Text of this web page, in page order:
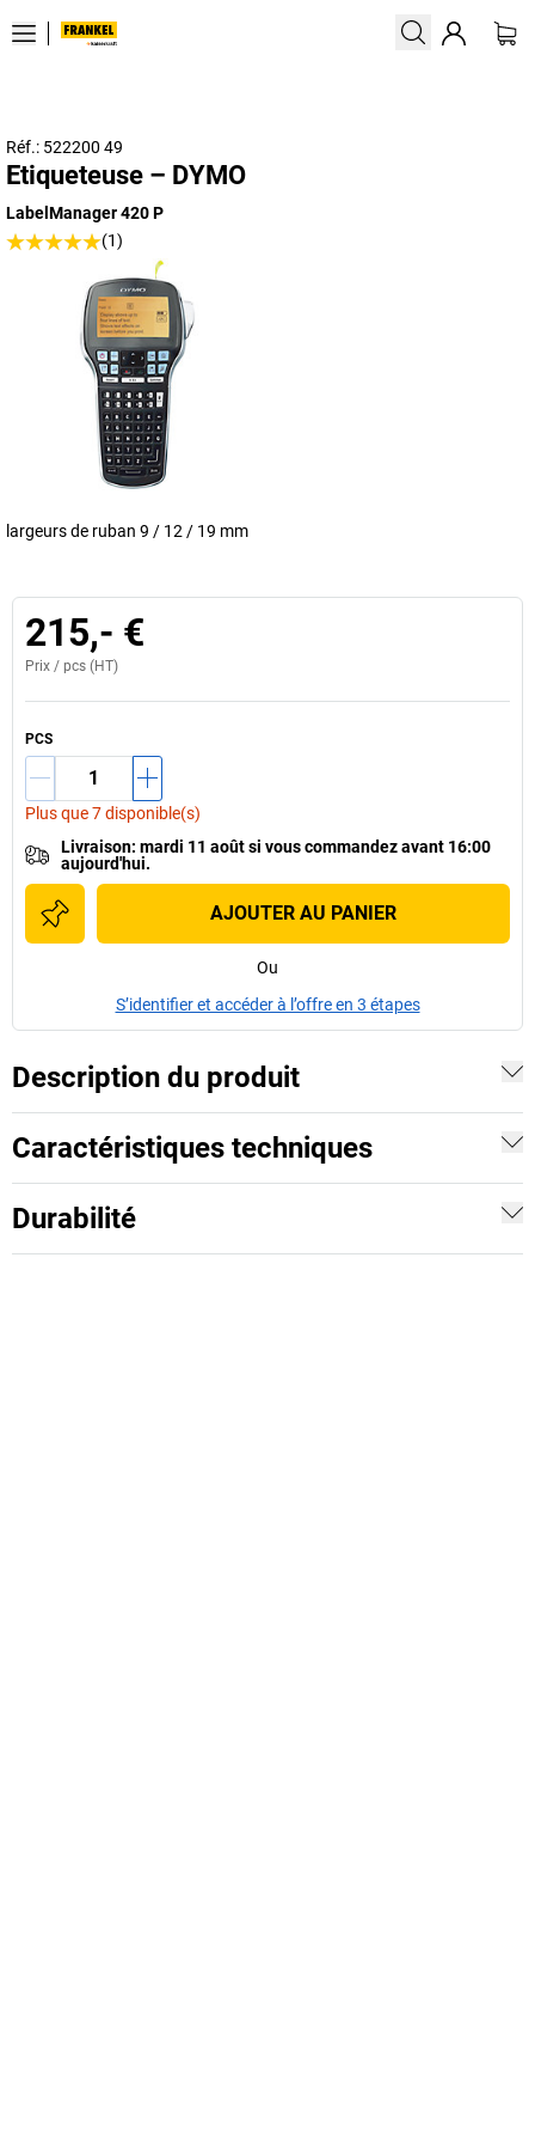
Réf.: 522200 49
Etiqueteuse – DYMO
LabelManager 420 P
(1)
largeurs de ruban 9 / 12 / 19 mm
215,- €
Prix / pcs (HT)
PCS
Plus que 7 disponible(s)
Livraison: mardi 11 aoûtsi vouscommandez avant 16:00
aujourd'hui.
AJOUTER AU PANIER
Ou
S’identifier et accéder à l’offre en 3 étapes
Description du produit
Caractéristiques techniques
Durabilité